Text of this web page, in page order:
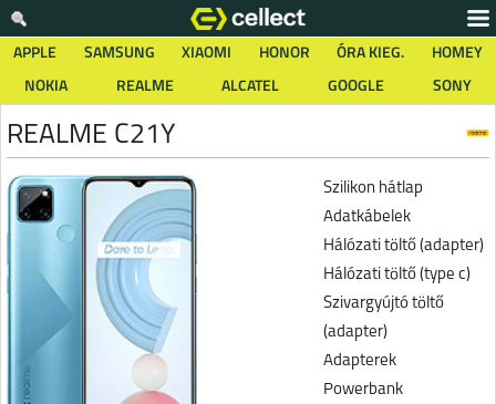
APPLE SAMSUNG XIAOMI HONOR ÓRA KIEG.
HOMEY
NOKIA
REALME ALCATEL GOOGLE SONY
REALME C21Y
Szilikon hátlap
Adatkábelek
Hálózati töltő (adapter)
Hálózati töltő (type c)
Szivargyújtó töltő
(adapter)
Adapterek
Powerbank